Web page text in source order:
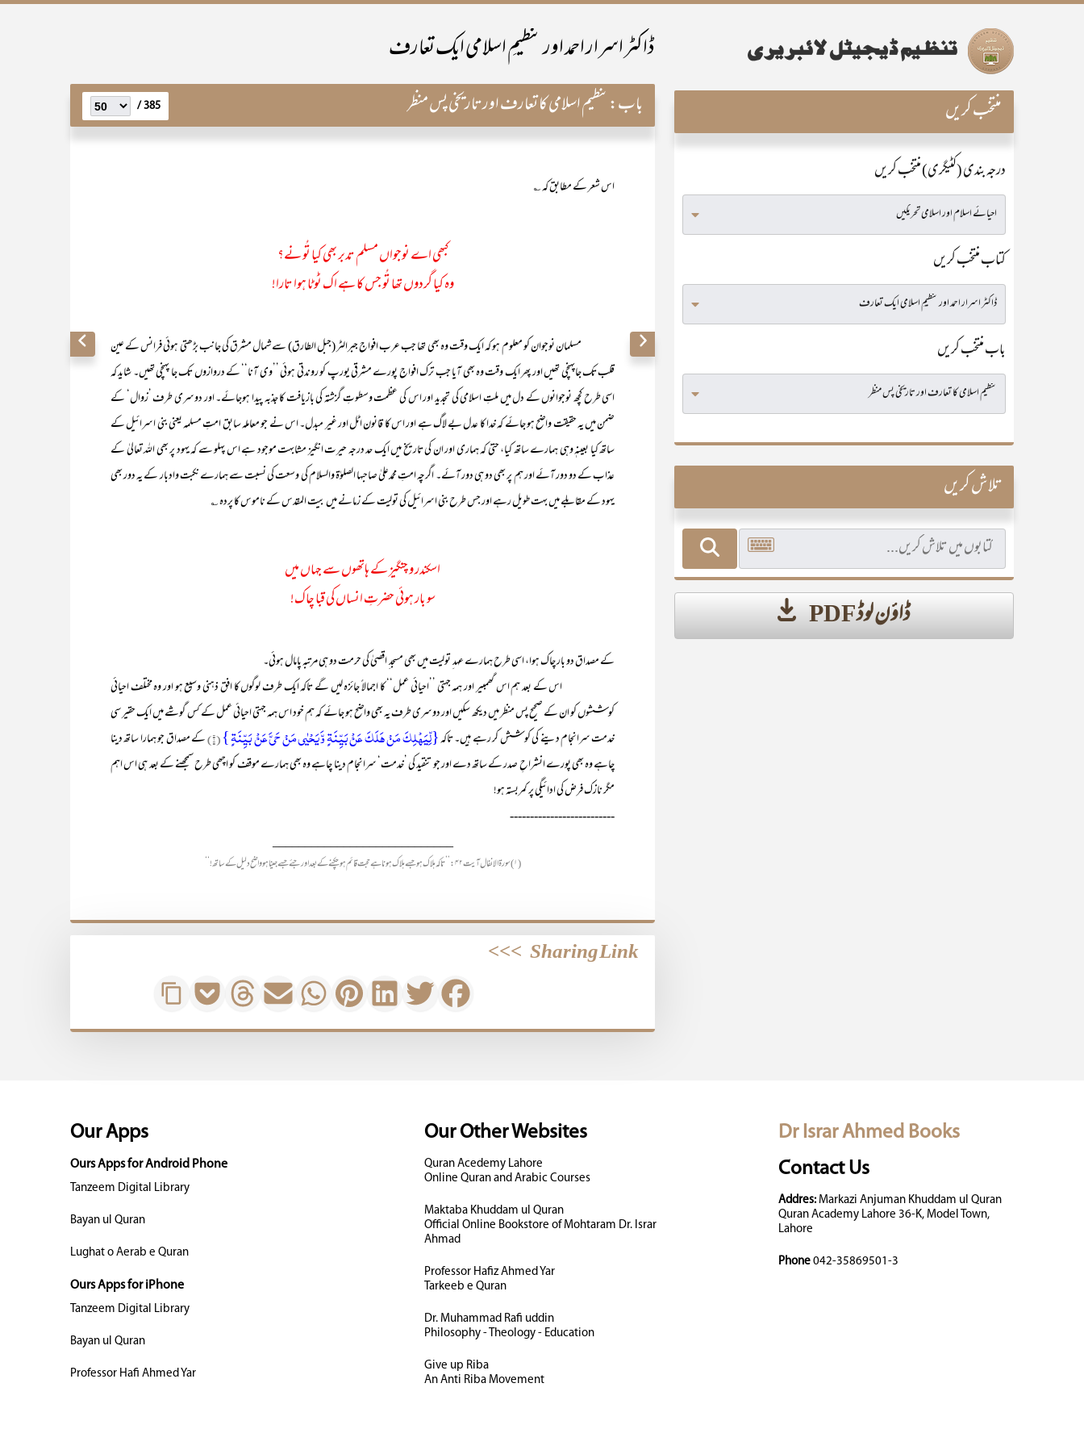
ڈاکٹر اسرار احمد اور تنظیمِ اسلامی ایک تعارف
باب:تنظیم اسلامی کا تعارف اور تاریخی پس منظر 385 /
اس شعر کے مطابق کہ ؎
کبھی اے نوجواں مسلم تدبر بھی کیا تُو نے؟
وہ کیا گردوں تھا تُو جس کا ہے اک ٹوٹا ہوا تارا!
مسلمان نوجوان کو معلوم ہو کہ ایک وقت وہ بھی تھا جب عرب افواج جبرالٹر (جبل الطارق) سے شمال مشرق کی جانب بڑھتی ہوئی فرانس کے عین
قلب تک جاپہنچی تھیں اور پھر ایک وقت وہ بھی آیا جب ترک افواج پورے مشرقی یورپ کو روندتی ہوئی ’’وی آنا‘‘ کے دروازوں تک جا پہنچی تھیں۔ شاید کہ
اسی طرح کچھ نوجوانوں کے دل میں ملتِ اسلامی کی تجدید اور اس کی عظمت وسطوتِ گزشتہ کی بازیافت کا جذبہ پیدا ہوجائے۔ اور دوسری طرف ’زوال‘ کے
ضمن میں یہ حقیقت واضح ہو جائے کہ خدا کا عدل بے لاگ ہے اور اس کا قانون اٹل اور غیر مبدل۔ اس نے جو معاملہ سابق امتِ مسلمہ یعنی بنی اسرائیل کے
ساتھ کیا بعینہٖ وہی ہمارے ساتھ کیا، حتیٰ کہ ہماری اور ان کی تاریخ میں ایک حد درجہ حیرت انگیز مشابہت موجود ہے اس پہلو سے کہ یہود پر بھی اللہ تعالیٰ کے
عذاب کے دو دور آئے اور ہم پر بھی دو ہی دور آئے۔ اگرچہ امتِ محمدعلیٰ صاحبہا الصلوٰۃ والسلام کی وسعت کی نسبت سے ہمارے نکبت وادبار کے یہ دور بھی
یہود کے مقابلے میں بہت طویل رہے اور جس طرح بنی اسرائیل کی تولیت کے زمانے میں بیت المقدس کے ناموس کا پردہ ؎
اسکندر و چنگیز کے ہاتھوں سے جہاں میں
سو بار ہوئی حضرتِ انساں کی قبا چاک!
کے مصداق دو بار چاک ہوا، اسی طرح ہمارے عہد ِ تولیت میں بھی مسجد ِ اقصیٰ کی حرمت دو ہی مرتبہ پامال ہوئی۔
اس کے بعد ہم اس گھمبیر اور ہمہ جہتی ’’احیائی عمل‘‘ کا اجمالاً جائزہ لیں گے تاکہ ایک طرف لوگوں کا افق ذہنی وسیع ہو اور وہ مختلف احیائی
کوششوں کو ان کے صحیح پس منظر میں دیکھ سکیں اور دوسری طرف یہ بھی واضح ہو جائے کہ ہم خود اس ہمہ جہتی احیائی عمل کے کس گوشے میں ایک حقیر سی
خدمت سرانجام دینے کی کوشش کر رہے ہیں۔ تاکہ{لِّیَہۡلِکَ مَنۡ ہَلَکَ عَنۡۢ بَیِّنَۃٍ وَّ یَحۡیٰی مَنۡ حَیَّ عَنۡۢ بَیِّنَۃٍ }(۱) کے مصداق جو ہمارا ساتھ دینا
چاہے وہ بھی پورے انشراحِ صدر کے ساتھ دے اور جو تنقید کی ’خدمت‘ سرانجام دینا چاہے وہ بھی ہمارے موقف کو اچھی طرح سمجھنے کے بعد ہی اس اہم
مگر نازک فرض کی ادائیگی پر کمربستہ ہو!
--------------------------
____________________________
(۱) سورۃ الانفال آیت ۴۲: ’’تاکہ ہلاک ہو جسے ہلاک ہونا ہے حجت قائم ہو چکنے کے بعد اور جئے جسے جینا ہو واضح دلیل کے ساتھ!‘‘
Sharing Link
>>>
منتخب کریں
درجہ بندی (کٹیگری) منتخب کریں
کتاب منتخب کریں
باب منتخب کریں
تلاش کریں
ڈاؤن لوڈ PDF
Dr Israr Ahmed Books
Contact Us
Addres:Markazi Anjuman Khuddam ul Quran
Quran Academy Lahore 36-K, Model Town,
Lahore
Phone 042-35869501-3
Our Other Websites
Quran Acedemy Lahore
Online Quran and Arabic Courses
Maktaba Khuddam ul Quran
Official Online Bookstore of Mohtaram Dr. Israr
Ahmad
Professor Hafiz Ahmed Yar
Tarkeeb e Quran
Dr. Muhammad Rafi uddin
Philosophy - Theology - Education
Give up Riba
An Anti Riba Movement
Our Apps
Ours Apps for Android Phone
Tanzeem Digital Library
Bayan ul Quran
Lughat o Aerab e Quran
Ours Apps for iPhone
Tanzeem Digital Library
Bayan ul Quran
Professor Hafi Ahmed Yar